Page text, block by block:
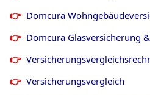
Domcura
Domcura Glasversicherung
Versicherungsvergleich